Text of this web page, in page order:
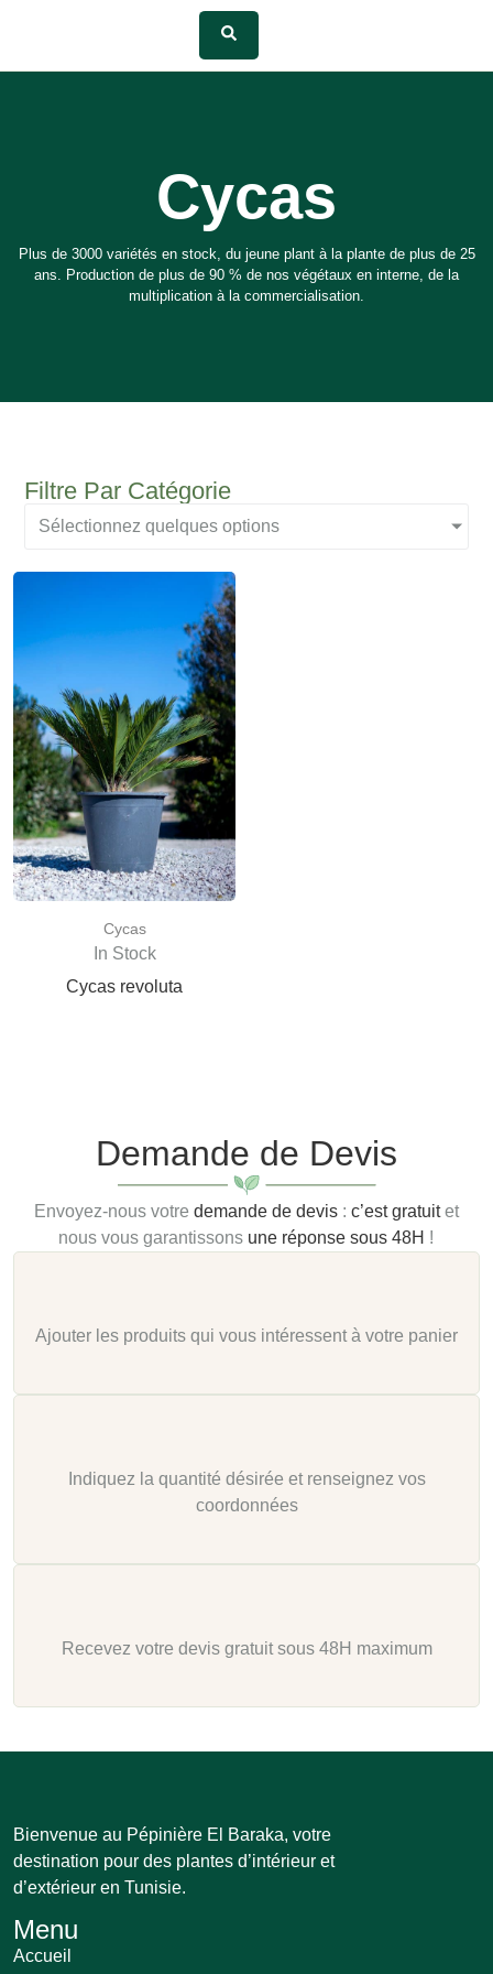
Cycas
Plus de 3000 variétés en stock, du jeune plant à la plante de plus de 25
ans. Production de plus de 90 % de nos végétaux en interne, de la
multiplication à la commercialisation.
Filtre Par Catégorie
Sélectionnez quelques options
Cycas
In Stock
Cycas revoluta
Demande de Devis
Envoyez-nous votre demande de devis: c’est gratuitet
nous vous garantissons une réponse sous 48H !
Ajouter les produits qui vous intéressent à votre panier
Indiquez la quantité désirée et renseignez vos
coordonnées
Recevez votre devis gratuit sous 48H maximum
Bienvenue au Pépinière El Baraka, votre
destination pour des plantes d’intérieur et
d’extérieur en Tunisie.
Menu
Accueil